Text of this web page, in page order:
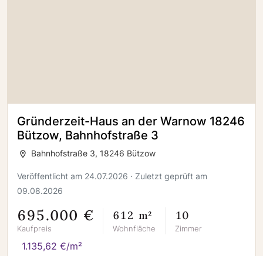
Gründerzeit-Haus an der Warnow 18246
Bützow, Bahnhofstraße 3
Bahnhofstraße 3, 18246 Bützow
Veröffentlicht am 24.07.2026 · Zuletzt geprüft am
09.08.2026
695.000 €
Kaufpreis
612 m²
Wohnfläche
10
Zimmer
1.135,62 €/m²